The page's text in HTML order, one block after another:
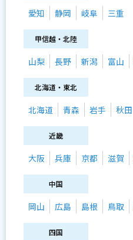
愛知 静岡 岐阜 三重
甲信越・北陸
山梨 長野 新潟 富山
北海道・東北
北海道 青森 岩手 秋田
近畿
大阪 兵庫 京都 滋賀
中国
岡山 広島 島根 鳥取
四国